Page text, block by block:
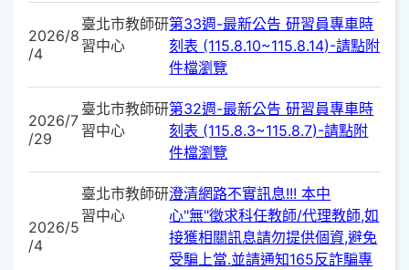
2026/8
/4
臺北市教師研
習中心
第33週-最新公告 研習員專車時
刻表 (115.8.10~115.8.14)-請點附
件檔瀏覽
2026/7
/29
臺北市教師研
習中心
第32週-最新公告 研習員專車時
刻表 (115.8.3~115.8.7)-請點附
件檔瀏覽
2026/5
/4
臺北市教師研
習中心
澄清網路不實訊息!!! 本中
心"無"徵求科任教師/代理教師,如
接獲相關訊息請勿提供個資,避免
受騙上當.並請通知165反詐騙專